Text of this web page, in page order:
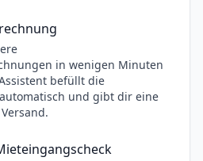
in wenigen Minuten
befüllt die
und gibt dir eine